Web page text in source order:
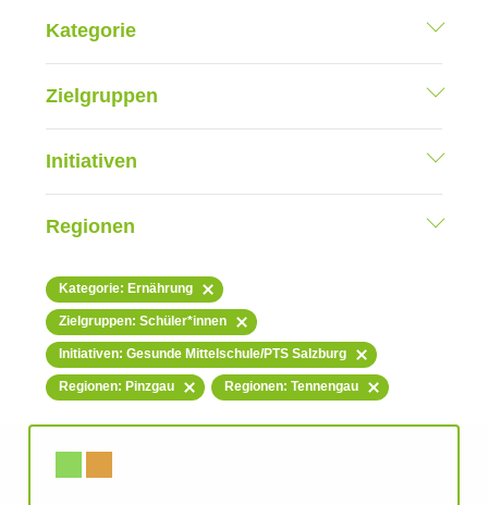
Kategorie
Zielgruppen
Initiativen
Regionen
Kategorie: Ernährung
Zielgruppen: Schüler*innen
Initiativen: Gesunde Mittelschule/PTS Salzburg
Regionen: Pinzgau Regionen: Tennengau